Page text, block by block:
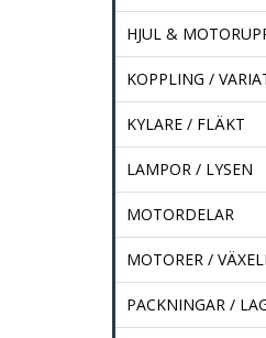
HJUL &
KOPPLING /
KYLARE / FLÄKT
LAMPOR / LYSEN
MOTORDELAR
MOTORER /
PACKNINGAR /